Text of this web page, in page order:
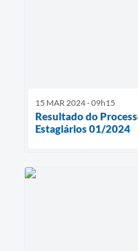
15 MAR 2024 - 09h15
Resultado do
Estagiários 01/2024